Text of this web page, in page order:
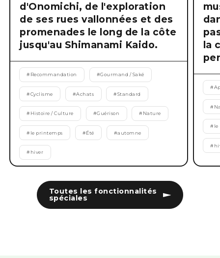
Toutes les fonctionnalités
spéciales
d'Onomichi, de l'exploration
de ses rues vallonnées et des
promenades le long de la côte
jusqu'au Shimanami Kaido.
# Recommandation #Gourmand / Saké
#Cyclisme #Achats #Standard
# Histoire / Culture #Guérison # Nature
# le printemps #Été #automne
# hiver
la
#
#
#
#